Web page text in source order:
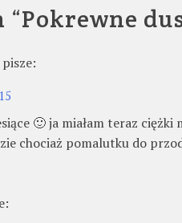
Pokrewne
pisze:
🙂 ja miałam teraz ciężki
chociaż pomalutku do